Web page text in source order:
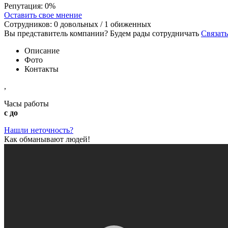
Репутация: 0%
Оставить свое мнение
Сотрудников: 0 довольных / 1 обиженных
Вы представитель компании? Будем рады сотрудничать
Описание
Фото
Контакты
,
Часы работы
с до
Нашли неточность?
Как обманывают людей!